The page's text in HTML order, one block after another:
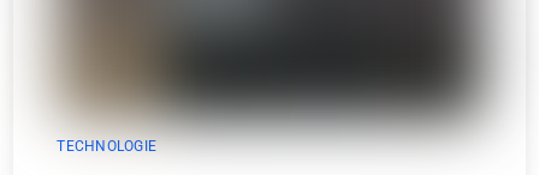
TECHNOLOGIE